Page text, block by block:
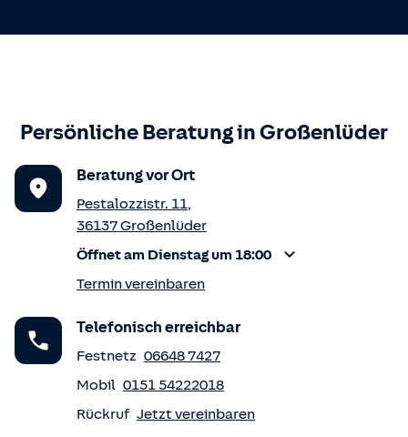
Persönliche Beratung inGroßenlüder
Beratung vor Ort
Pestalozzistr. 11,
36137Großenlüder
Öffnet am Dienstag um 18:00
Termin vereinbaren
Telefonisch erreichbar
Festnetz 06648 7427
Mobil 0151 54222018
Rückruf Jetzt vereinbaren